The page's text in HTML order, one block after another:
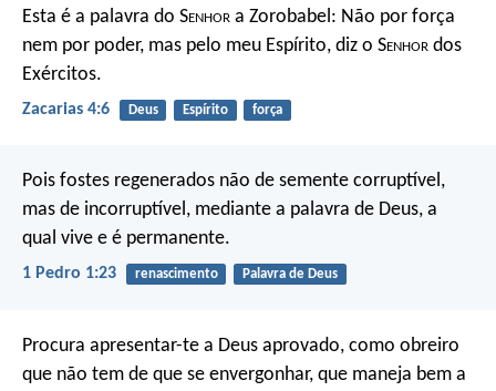
Esta é a palavra do Senhor a Zorobabel: Não por força
nem por poder, mas pelo meu Espírito, diz o Senhor dos
Exércitos.
Zacarias 4:6 Deus Espírito força
Pois fostes regenerados não de semente corruptível,
mas de incorruptível, mediante a palavra de Deus, a
qual vive e é permanente.
1 Pedro 1:23 renascimento Palavra de Deus
Procura apresentar-te a Deus aprovado, como obreiro
que não tem de que se envergonhar, que maneja bem a